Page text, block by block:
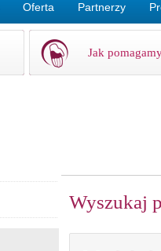
Oferta Partnerzy
Jak
Wyszukaj